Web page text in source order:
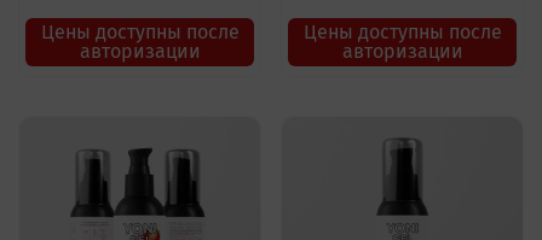
Цены доступны после
авторизации
Цены доступны после
авторизации